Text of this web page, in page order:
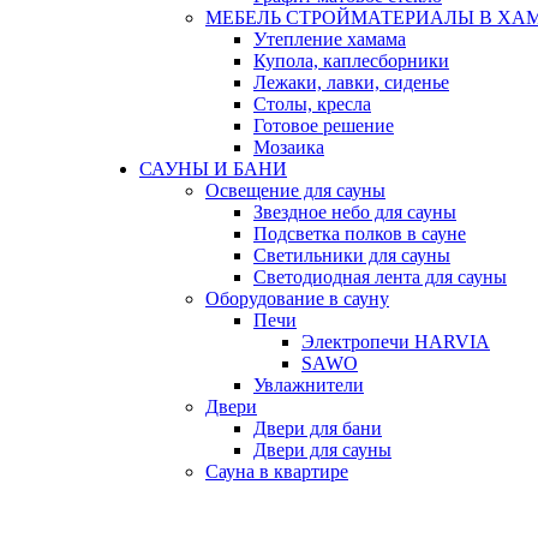
МЕБЕЛЬ СТРОЙМАТЕРИАЛЫ В
Утепление хамама
Купола, каплесборники
Лежаки, лавки, сиденье
Столы, кресла
Готовое решение
Мозаика
САУНЫ И БАНИ
Освещение для сауны
Звездное небо для сауны
Подсветка полков в сауне
Светильники для сауны
Светодиодная лента для сауны
Оборудование в сауну
Печи
Электропечи HARVIA
SAWO
Увлажнители
Двери
Двери для бани
Двери для сауны
Сауна в квартире